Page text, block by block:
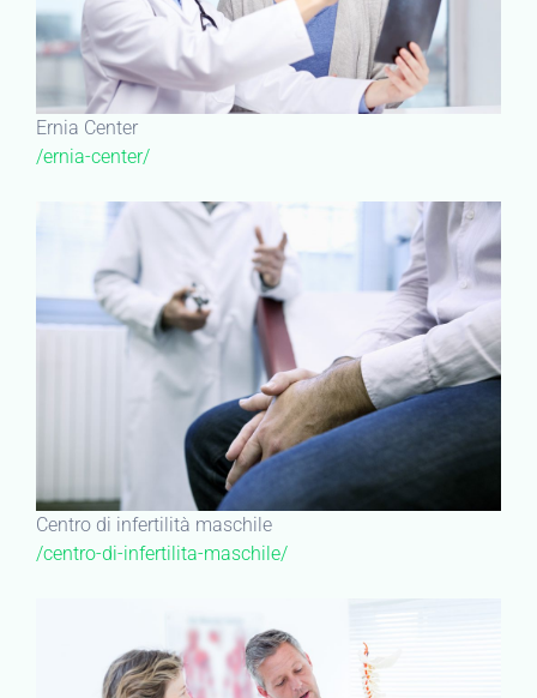
Ernia Center
/ernia-center/
Centro di infertilità maschile
/centro-di-infertilita-maschile/